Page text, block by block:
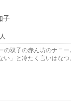
子
の双子の赤ん坊のナニ
い」と冷たく言いはな